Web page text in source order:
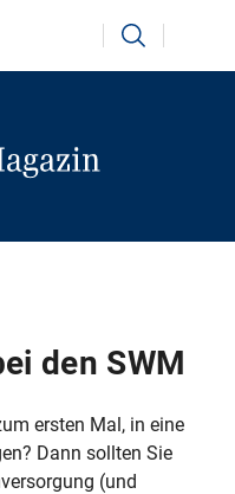
Suchen
den SWM
ersten Mal, in eine
Dann sollten Sie
(und